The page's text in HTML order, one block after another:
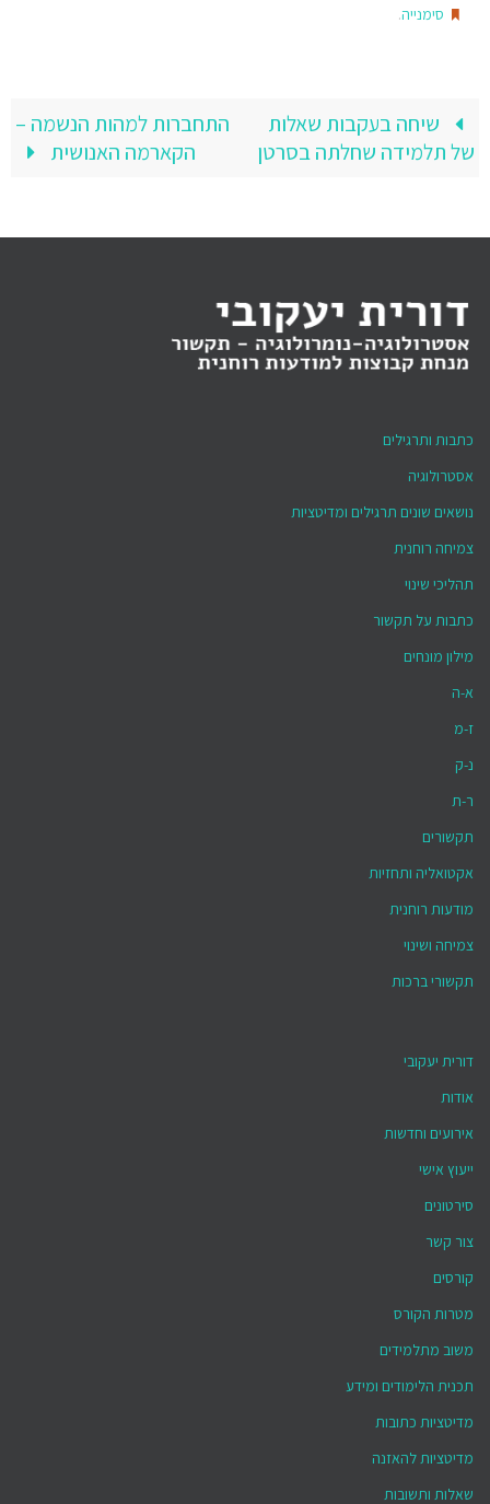
סימנייה.
שיחה בעקבות שאלות
של תלמידה שחלתה בסרטן
התחברות למהות הנשמה –
הקארמה האנושית
כתבות ותרגילים
אסטרולוגיה
נושאים שונים תרגילים ומדיטציות
צמיחה רוחנית
תהליכי שינוי
כתבות על תקשור
מילון מונחים
א-ה
ז-מ
נ-ק
ר-ת
תקשורים
אקטואליה ותחזיות
מודעות רוחנית
צמיחה ושינוי
תקשורי ברכות
דורית יעקובי
אודות
אירועים וחדשות
ייעוץ אישי
סירטונים
צור קשר
קורסים
מטרות הקורס
משוב מתלמידים
תכנית הלימודים ומידע
מדיטציות כתובות
מדיטציות להאזנה
שאלות ותשובות